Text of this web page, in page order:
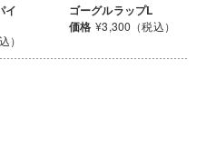
イ
）
ゴーグルラップL
価格 ¥3,300（税込）